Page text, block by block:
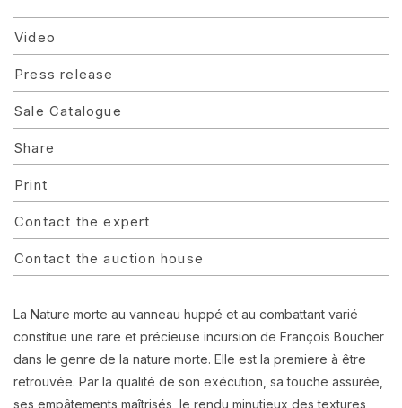
Video
Press release
Sale Catalogue
Share
Print
Contact the expert
Contact the auction house
La Nature morte au vanneau huppé et au combattant varié
constitue une rare et précieuse incursion de François Boucher
dans le genre de la nature morte. Elle est la premiere à être
retrouvée. Par la qualité de son exécution, sa touche assurée,
ses empâtements maîtrisés, le rendu minutieux des textures,